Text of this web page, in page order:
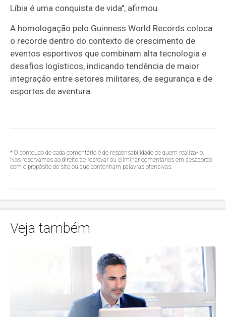
Líbia é uma conquista de vida", afirmou.
A homologação pelo Guinness World Records coloca
o recorde dentro do contexto de crescimento de
eventos esportivos que combinam alta tecnologia e
desafios logísticos, indicando tendência de maior
integração entre setores militares, de segurança e de
esportes de aventura.
* O conteúdo de cada comentário é de responsabilidade de quem realizá-lo.
Nos reservamos ao direito de reprovar ou eliminar comentários em desacordo
com o propósito do site ou que contenham palavras ofensivas.
Veja também